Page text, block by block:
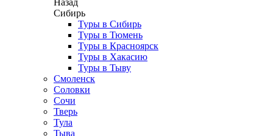
Назад
Сибирь
Туры в Сибирь
Туры в Тюмень
Туры в Красноярск
Туры в Хакасию
Туры в Тыву
Смоленск
Соловки
Сочи
Тверь
Тула
Тыва